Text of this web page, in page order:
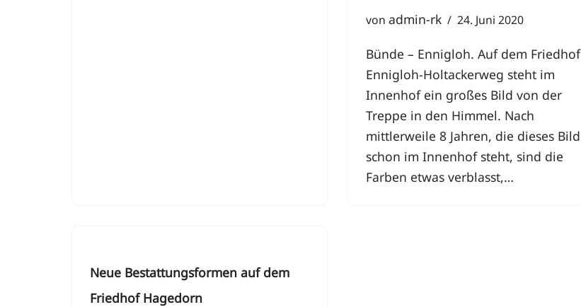
von admin-rk 24. Juni 2020
Bünde – Ennigloh. Auf dem Friedhof
Ennigloh-Holtackerweg steht im
Innenhof ein großes Bild von der
Treppe in den Himmel. Nach
mittlerweile 8 Jahren, die dieses Bild
schon im Innenhof steht, sind die
Farben etwas verblasst,…
Neue Bestattungsformen auf dem
Friedhof Hagedorn